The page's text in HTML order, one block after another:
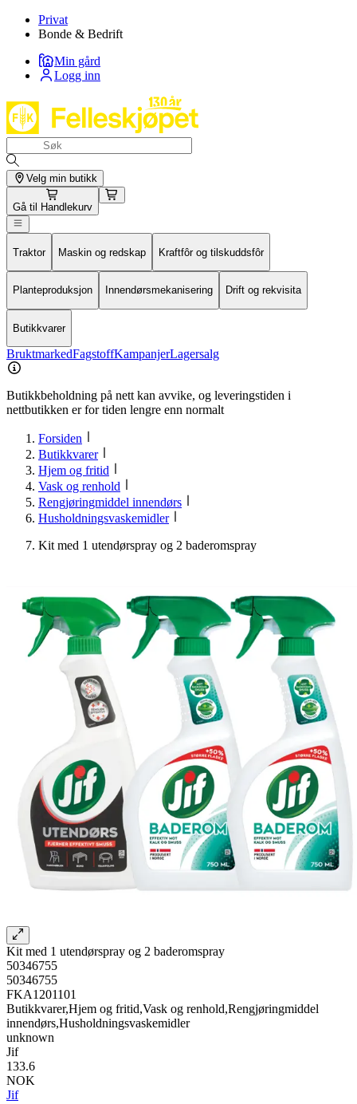
Privat
Bonde & Bedrift
Min gård
Logg inn
Velg min butikk
Gå til Handlekurv
Traktor Maskin og redskap Kraftfôr og tilskuddsfôr
Planteproduksjon Innendørsmekanisering Drift og rekvisita
Butikkvarer
BruktmarkedFagstoffKampanjerLagersalg
Butikkbeholdning på nett kan avvike, og leveringstiden i
nettbutikken er for tiden lengre enn normalt
Forsiden
Butikkvarer
Hjem og fritid
Vask og renhold
Rengjøringmiddel innendørs
Husholdningsvaskemidler
Kit med 1 utendørspray og 2 baderomspray
Kit med 1 utendørspray og 2 baderomspray
50346755
50346755
FKA1201101
Butikkvarer,Hjem og fritid,Vask og renhold,Rengjøringmiddel
innendørs,Husholdningsvaskemidler
unknown
Jif
133.6
NOK
Jif